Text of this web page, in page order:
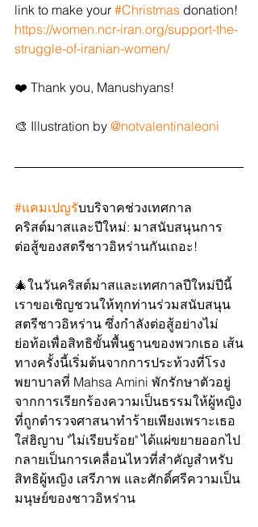
link to make your #Christmas donation!
https://women.ncr-iran.org/support-the-
struggle-of-iranian-women/
❤️ Thank you, Manushyans!
🎨 Illustration by @notvalentinaleoni
#แคมเปญรับบริจาคช่วงเทศกาล
คริสต์มาสและปีใหม่: มาสนับสนุนการ
ต่อสู้ของสตรีชาวอิหร่านกันเถอะ!
🎄ในวันคริสต์มาสและเทศกาลปีใหม่ปีนี้
เราขอเชิญชวนให้ทุกท่านร่วมสนับสนุน
สตรีชาวอิหร่าน ซึ่งกำลังต่อสู้อย่างไม่
ย่อท้อเพื่อสิทธิขั้นพื้นฐานของพวกเธอ เส้น
ทางครั้งนี้เริ่มต้นจากการประท้วงที่โรง
พยาบาลที่ Mahsa Amini พักรักษาตัวอยู่
จากการเรียกร้องความเป็นธรรมให้ผู้หญิง
ที่ถูกตำรวจศาสนาทำร้ายเพียงเพราะเธอ
ใส่ฮิญาบ "ไม่เรียบร้อย" ได้แผ่ขยายออกไป
กลายเป็นการเคลื่อนไหวที่สำคัญสำหรับ
สิทธิผู้หญิง เสรีภาพ และศักดิ์ศรีความเป็น
มนุษย์ของชาวอิหร่าน